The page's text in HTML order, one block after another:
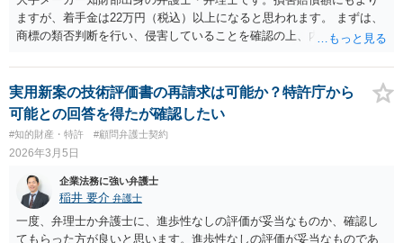
る適法化はできないと考えられます。 ただし、繰り返しになります
が、ご相談のケースのような事案が裁判沙汰になることが現実的には
ほぼないため、今後も裁判例が積み重なる可能性がきわめて低く、ど
ちらの解釈が正しいのかについて司法の判断が下されることがないも
のと思われます。
ますが、着手金は22万円（税込）以上になると思われます。 まずは、
商標の類否判断を行い、侵害していることを確認の上、内容証明を送
は、ライセンス許諾をすることも考えられます。
実用新案の技術評価書の再請求は可能か？特許庁から
可能との回答を得たが確認したい
#知的財産・特許 #顧問弁護士契約
2026年3月5日
企業法務に強い弁護士
稲井 要介 弁護士
一度、弁理士か弁護士に、進歩性なしの評価が妥当なものか、確認し
てもらった方が良いと思います。進歩性なしの評価が妥当なものであ